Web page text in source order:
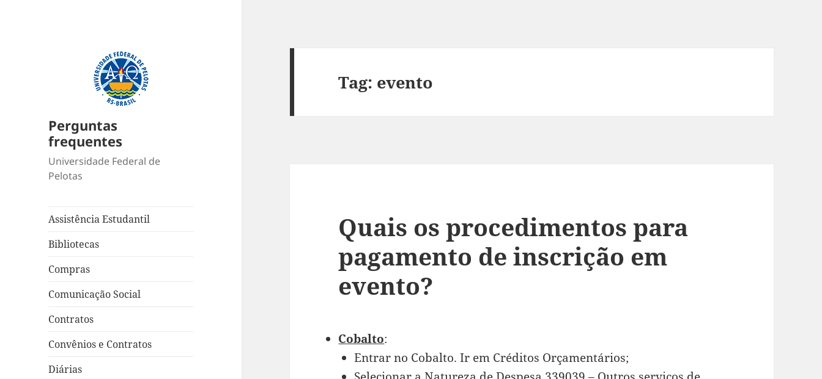
Perguntas
frequentes
Universidade Federal de
Pelotas
Assistência Estudantil
Bibliotecas
Compras
Comunicação Social
Contratos
Convênios e Contratos
Diárias
Tag: evento
Quais os procedimentos para
pagamento de inscrição em
evento?
Cobalto:
Entrar no Cobalto. Ir em Créditos Orçamentários;